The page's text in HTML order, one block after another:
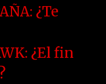
¿Te
¿El fin